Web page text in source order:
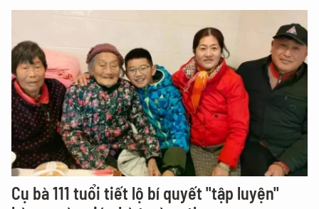
Cụ bà 111 tuổi tiết lộ bí quyết "tập luyện"